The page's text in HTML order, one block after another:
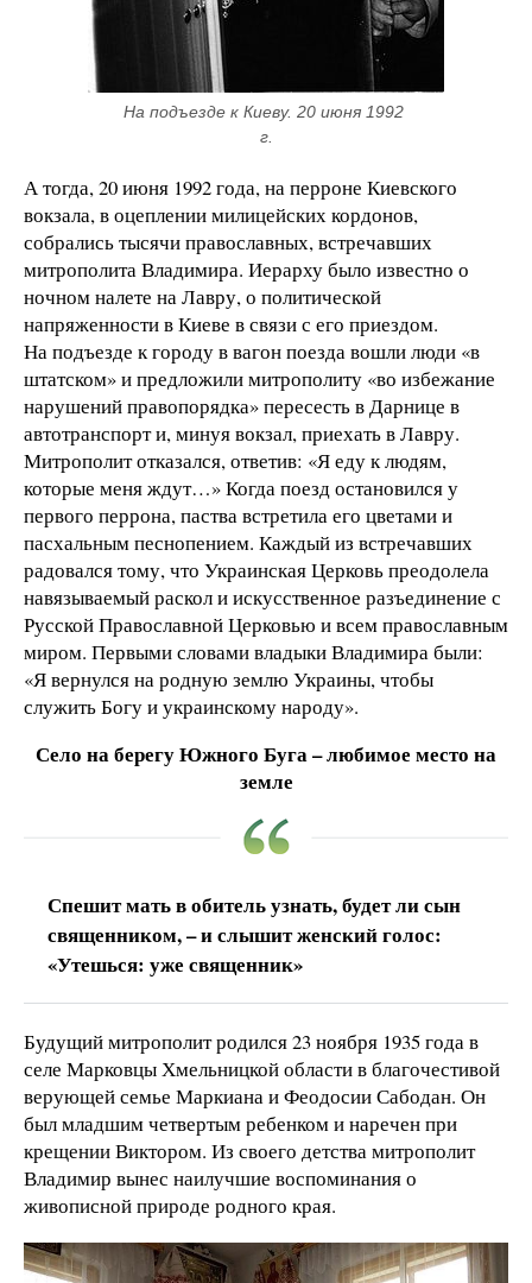
На подъезде к Киеву. 20 июня 1992
г.
А тогда, 20 июня 1992 года, на перроне Киевского
вокзала, в оцеплении милицейских кордонов,
собрались тысячи православных, встречавших
митрополита Владимира. Иерарху было известно о
ночном налете на Лавру, о политической
напряженности в Киеве в связи с его приездом.
На подъезде к городу в вагон поезда вошли люди «в
штатском» и предложили митрополиту «во избежание
нарушений правопорядка» пересесть в Дарнице в
автотранспорт и, минуя вокзал, приехать в Лавру.
Митрополит отказался, ответив: «Я еду к людям,
которые меня ждут…» Когда поезд остановился у
первого перрона, паства встретила его цветами и
пасхальным песнопением. Каждый из встречавших
радовался тому, что Украинская Церковь преодолела
навязываемый раскол и искусственное разъединение с
Русской Православной Церковью и всем православным
миром. Первыми словами владыки Владимира были:
«Я вернулся на родную землю Украины, чтобы
служить Богу и украинскому народу».
Село на берегу Южного Буга – любимое место на
земле
Спешит мать в обитель узнать, будет ли сын
священником, – и слышит женский голос:
«Утешься: уже священник»
Будущий митрополит родился 23 ноября 1935 года в
селе Марковцы Хмельницкой области в благочестивой
верующей семье Маркиана и Феодосии Сабодан. Он
был младшим четвертым ребенком и наречен при
крещении Виктором. Из своего детства митрополит
Владимир вынес наилучшие воспоминания о
живописной природе родного края.